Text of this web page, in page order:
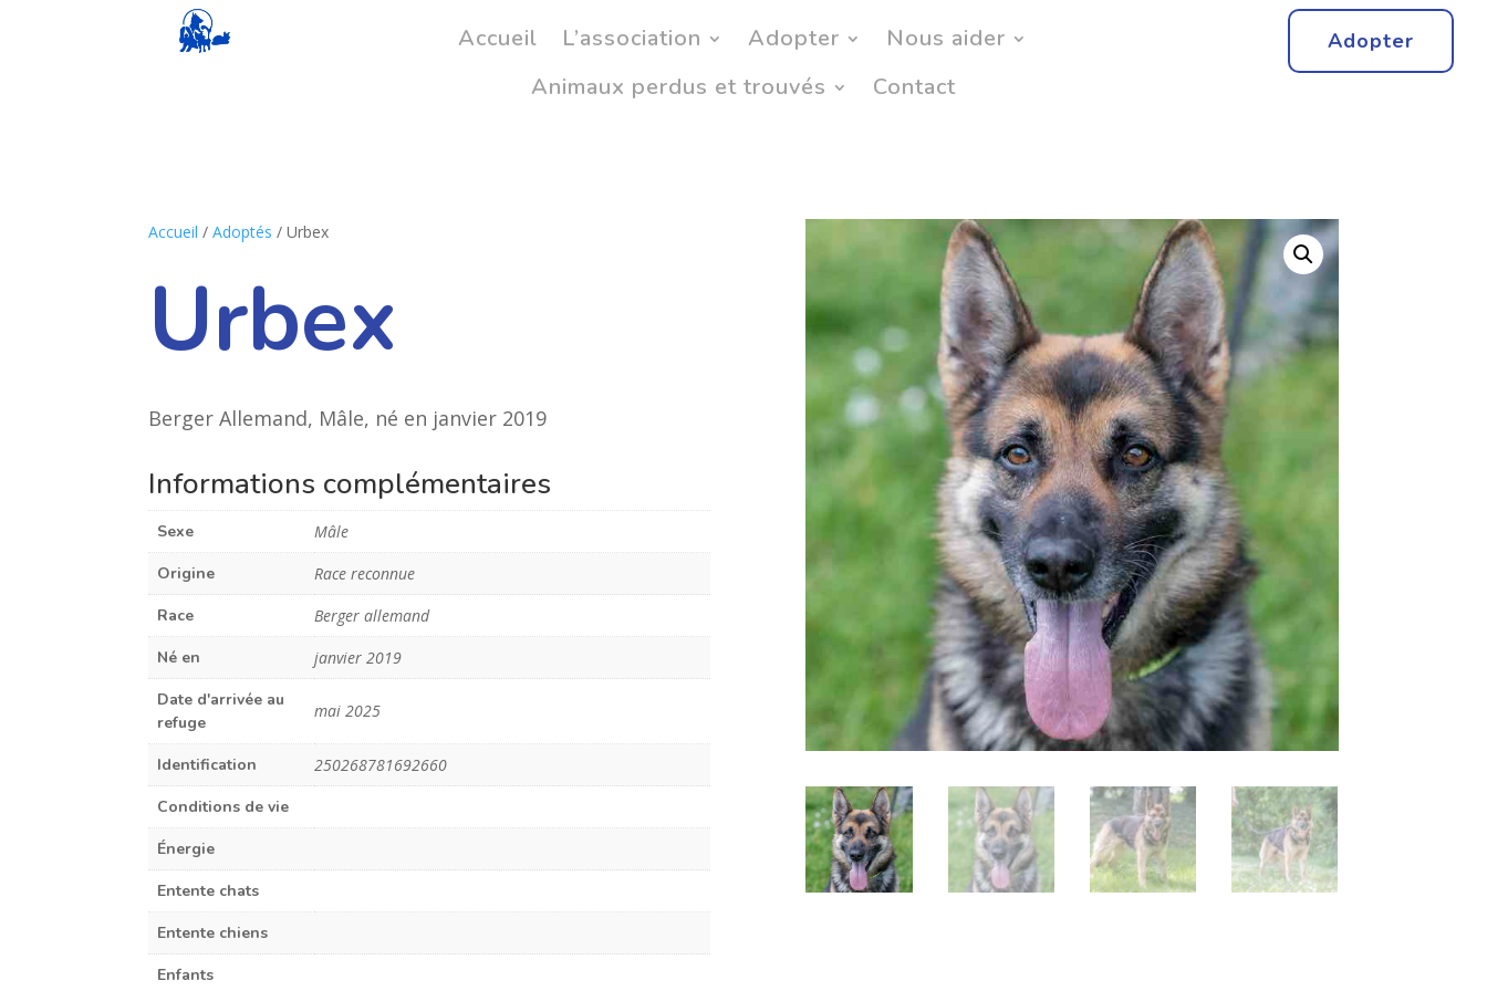
Accueil L’association Adopter
Nous aider
Animaux perdus et trouvés
Contact
Adopter
Accueil /Adoptés / Urbex
Urbex
Berger Allemand, Mâle, né en janvier 2019
Informations complémentaires
Sexe
Mâle
Origine
Race reconnue
Race
Berger allemand
Né en
janvier 2019
Date d'arrivée au
refuge
mai 2025
Identification
250268781692660
Conditions de vie
Énergie
Entente chats
Entente chiens
Enfants